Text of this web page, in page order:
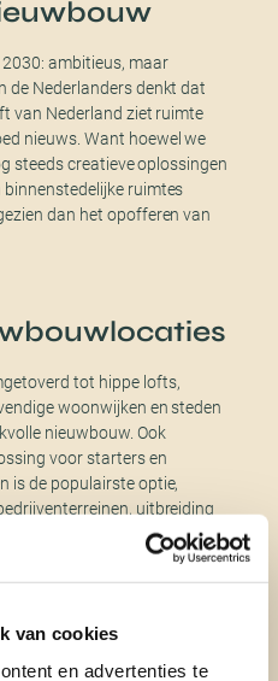
van cookies
en advertenties te
ambitieus, maar
de Nederlanders denkt dat
van Nederland ziet ruimte
nieuws. Want hoewel we
steeds creatieve oplossingen
ruimtes
dan het opofferen van
tot hippe lofts,
woonwijken en steden
nieuwbouw. Ook
voor starters en
is de populairste optie,
uitbreiding
op bestaande